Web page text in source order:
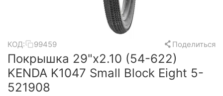
КОД: 99459 Поделиться
Покрышка 29"x2.10 (54-622)
KENDA K1047 Small Block Eight 5-
521908